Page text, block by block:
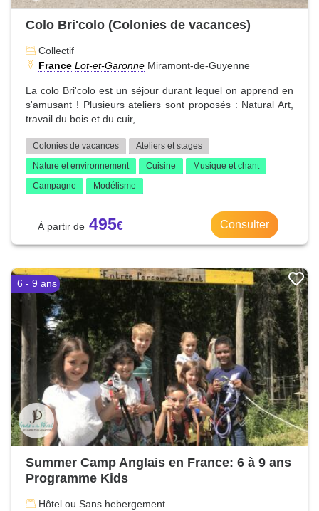
Colo Bri'colo (Colonies de vacances)
Collectif
France Lot-et-Garonne Miramont-de-Guyenne
La colo Bri'colo est un séjour durant lequel on apprend en
s'amusant ! Plusieurs ateliers sont proposés : Natural Art,
travail du bois et du cuir,...
Colonies de vacances
Ateliers et stages
Nature et environnement
Cuisine
Musique et chant
Campagne
Modélisme
495 Consulter
6 - 9 ans
Summer Camp Anglais en France: 6 à 9 ans
Programme Kids
Hôtel ou Sans hebergement